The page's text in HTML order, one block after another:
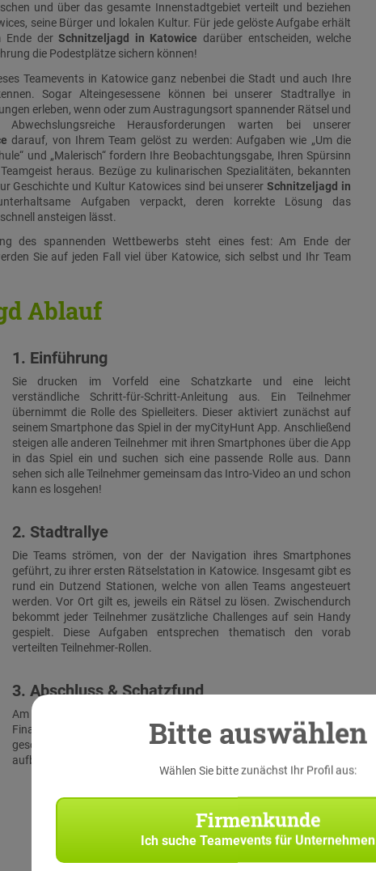
und über das gesamte Innenstadtgebiet verteilt und beziehen
seine Bürger und lokalen Kultur. Für jede gelöste Aufgabe erhält
Ende derSchnitzeljagd in Katowice darüber entscheiden, welche
die Podestplätze sichern können!
Teamevents in Katowice ganz nebenbei die Stadt und auch Ihre
Sogar Alteingesessene können bei unserer Stadtrallye in
erleben, wenn oder zum Austragungsort spannender Rätsel und
Abwechslungsreiche Herausforderungen warten bei unserer
darauf, von Ihrem Team gelöst zu werden: Aufgaben wie „Um die
und „Malerisch“ fordern Ihre Beobachtungsgabe, Ihren Spürsinn
heraus. Bezüge zu kulinarischen Spezialitäten, bekannten
Geschichte und Kultur Katowices sind bei unsererSchnitzeljagd in
Aufgaben verpackt, deren korrekte Lösung das
ansteigen lässt.
des spannenden Wettbewerbs steht eines fest: Am Ende der
Sie auf jeden Fall viel über Katowice, sich selbst und Ihr Team
Ablauf
1. Einführung
Sie drucken im Vorfeld eine Schatzkarte und eine leicht
verständliche Schritt-für-Schritt-Anleitung aus. Ein Teilnehmer
übernimmt die Rolle des Spielleiters. Dieser aktiviert zunächst auf
seinem Smartphone das Spiel in der myCityHunt App. Anschließend
steigen alle anderen Teilnehmer mit ihren Smartphones über die App
in das Spiel ein und suchen sich eine passende Rolle aus. Dann
sehen sich alle Teilnehmer gemeinsam das Intro-Video an und schon
kann es losgehen!
2. Stadtrallye
Die Teams strömen, von der der Navigation ihres Smartphones
geführt, zu ihrer ersten Rätselstation in Katowice. Insgesamt gibt es
rund ein Dutzend Stationen, welche von allen Teams angesteuert
werden. Vor Ort gilt es, jeweils ein Rätsel zu lösen. Zwischendurch
bekommt jeder Teilnehmer zusätzliche Challenges auf sein Handy
gespielt. Diese Aufgaben entsprechen thematisch den vorab
verteilten Teilnehmer-Rollen.
3. Abschluss & Schatzfund
Am Finalort treffen alle Teams wieder aufeinander. Beim großen
Finale müssen die Teilnehmer noch einmal alles geben, um durch
geschickte Kombination der Lösungen der aufeinander
aufbauenden Rätsel gemeinsam den virtuellen Schatz zu bergen...
Bitte auswählen
Wählen Sie bitte zunächst Ihr Profil aus:
Firmenkunde
Ich suche Teamevents für Unternehmen